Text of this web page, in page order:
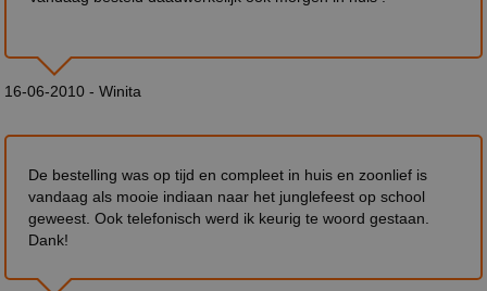
16-06-2010 - Winita
De bestelling was op tijd en compleet in huis en zoonlief is
vandaag als mooie indiaan naar het junglefeest op school
geweest. Ook telefonisch werd ik keurig te woord gestaan.
Dank!